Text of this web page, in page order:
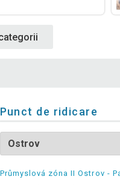
Punct de ridicare
Průmyslová zóna II Ostrov -